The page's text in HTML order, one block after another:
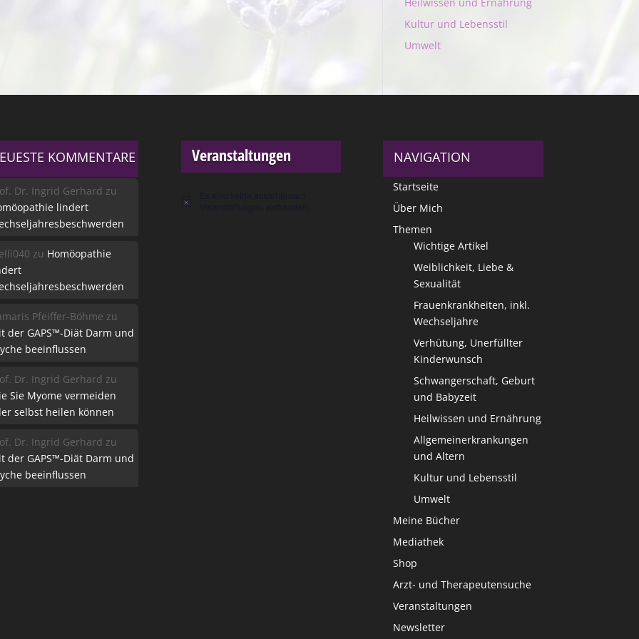
Kultur und Lebensstil
Umwelt
KOMMENTARE
Dr. Ingrid Gerhard zu
lindert
zu Homöopathie
Pfeiffer-Böhme zu
der GAPS™-Diät Darm und
beeinflussen
Dr. Ingrid Gerhard zu
Sie Myome vermeiden
selbst heilen können
Dr. Ingrid Gerhard zu
der GAPS™-Diät Darm und
beeinflussen
Veranstaltungen
Hinweis
NAVIGATION
Startseite
Über Mich
Themen
Wichtige Artikel
Weiblichkeit, Liebe &
Sexualität
Frauenkrankheiten, inkl.
Wechseljahre
Verhütung, Unerfüllter
Kinderwunsch
Schwangerschaft, Geburt
und Babyzeit
Heilwissen und Ernährung
Allgemeinerkrankungen
und Altern
Kultur und Lebensstil
Umwelt
Meine Bücher
Mediathek
Shop
Arzt- und Therapeutensuche
Veranstaltungen
Newsletter